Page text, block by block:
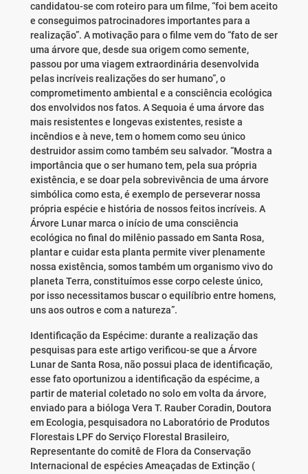
candidatou-se com roteiro para um filme, “foi bem aceito
e conseguimos patrocinadores importantes para a
realização”. A motivação para o filme vem do “fato de ser
uma árvore que, desde sua origem como semente,
passou por uma viagem extraordinária desenvolvida
pelas incríveis realizações do ser humano”, o
comprometimento ambiental e a consciência ecológica
dos envolvidos nos fatos. A Sequoia é uma árvore das
mais resistentes e longevas existentes, resiste a
incêndios e à neve, tem o homem como seu único
destruidor assim como também seu salvador. “Mostra a
importância que o ser humano tem, pela sua própria
existência, e se doar pela sobrevivência de uma árvore
simbólica como esta, é exemplo de perseverar nossa
própria espécie e história de nossos feitos incríveis. A
Árvore Lunar marca o início de uma consciência
ecológica no final do milênio passado em Santa Rosa,
plantar e cuidar esta planta permite viver plenamente
nossa existência, somos também um organismo vivo do
planeta Terra, constituímos esse corpo celeste único,
por isso necessitamos buscar o equilíbrio entre homens,
uns aos outros e com a natureza”.
Identificação da Espécime: durante a realização das
pesquisas para este artigo verificou-se que a Árvore
Lunar de Santa Rosa, não possui placa de identificação,
esse fato oportunizou a identificação da espécime, a
partir de material coletado no solo em volta da árvore,
enviado para a bióloga Vera T. Rauber Coradin, Doutora
em Ecologia, pesquisadora no Laboratório de Produtos
Florestais LPF do Serviço Florestal Brasileiro,
Representante do comitê de Flora da Conservação
Internacional de espécies Ameaçadas de Extinção (